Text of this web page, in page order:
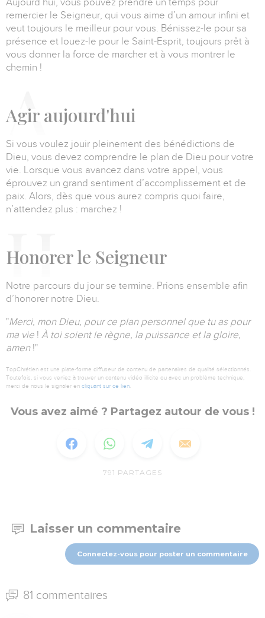
Aujourd’hui, vous pouvez prendre un temps pour
remercier le Seigneur, qui vous aime d’un amour infini et
veut toujours le meilleur pour vous. Bénissez-le pour sa
présence et louez-le pour le Saint-Esprit, toujours prêt à
vous donner la force de marcher et à vous montrer le
chemin !
Agir aujourd'hui
Si vous voulez jouir pleinement des bénédictions de
Dieu, vous devez comprendre le plan de Dieu pour votre
vie. Lorsque vous avancez dans votre appel, vous
éprouvez un grand sentiment d’accomplissement et de
paix. Alors, dès que vous aurez compris quoi faire,
n’attendez plus : marchez !
Honorer le Seigneur
Notre parcours du jour se termine. Prions ensemble afin
d’honorer notre Dieu.
"Merci, mon Dieu, pour ce plan personnel que tu as pour
ma vie ! À toi soient le règne, la puissance et la gloire,
amen !"
TopChrétien est une plate-forme diffuseur de contenu de partenaires de qualité sélectionnés.
Toutefois, si vous veniez à trouver un contenu vidéo illicite ou avec un problème technique,
merci de nous le signaler en cliquant sur ce lien.
Vous avez aimé ? Partagez autour de vous !
791 PARTAGES
Laisser un commentaire
Connectez-vous pour poster un commentaire
81 commentaires